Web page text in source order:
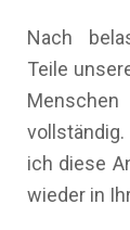
Nach
Teile
ich diese
wieder in